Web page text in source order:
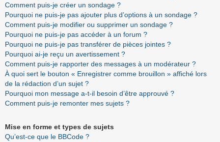
Comment puis-je créer un sondage ?
Pourquoi ne puis-je pas ajouter plus d’options à un sondage ?
Comment puis-je modifier ou supprimer un sondage ?
Pourquoi ne puis-je pas accéder à un forum ?
Pourquoi ne puis-je pas transférer de pièces jointes ?
Pourquoi ai-je reçu un avertissement ?
Comment puis-je rapporter des messages à un modérateur ?
À quoi sert le bouton « Enregistrer comme brouillon » affiché lors
de la rédaction d’un sujet ?
Pourquoi mon message a-t-il besoin d’être approuvé ?
Comment puis-je remonter mes sujets ?
Mise en forme et types de sujets
Qu’est-ce que le BBCode ?